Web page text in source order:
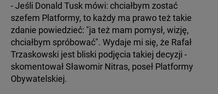
- Jeśli Donald Tusk mówi: chciałbym zostać
szefem Platformy, to każdy ma prawo też takie
zdanie powiedzieć: "ja też mam pomysł, wizję,
chciałbym spróbować". Wydaje mi się, że Rafał
Trzaskowski jest bliski podjęcia takiej decyzji -
skomentował Sławomir Nitras, poseł Platformy
Obywatelskiej.